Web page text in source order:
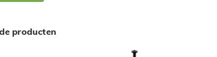
producten